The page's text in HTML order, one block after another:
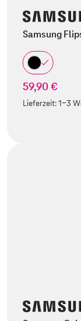
Samsung
59,90 €
Lieferzeit:1-3